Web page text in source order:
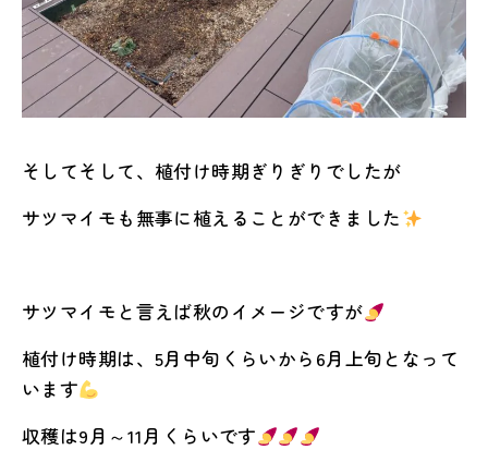
そしてそして、植付け時期ぎりぎりでしたが
サツマイモも無事に植えることができました
サツマイモと言えば秋のイメージですが
植付け時期は、5月中旬くらいから6月上旬となって
います
収穫は9月～11月くらいです